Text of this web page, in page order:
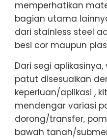
memperhatikan
bagian utama
dari stainless steel
besi cor maupun
Dari segi
patut disesuaikan
keperluan/aplikasi ,
mendengar variasi
dorong/transfer,
bawah tanah/